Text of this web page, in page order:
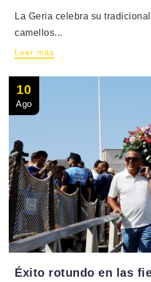
La Geria celebra su
camellos...
Leer más
10
Ago
Éxito rotundo en las